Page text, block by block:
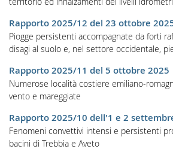
Rapporto 2025/12 del 23 ottobre
Piogge persistenti accompagnate da forti
disagi al suolo e, nel settore occidentale,
Rapporto 2025/11 del 5 ottobre 2025
Numerose località costiere emiliano-
vento e mareggiate
Rapporto 2025/10 dell'1 e 2
Fenomeni convettivi intensi e persistenti
bacini di Trebbia e Aveto